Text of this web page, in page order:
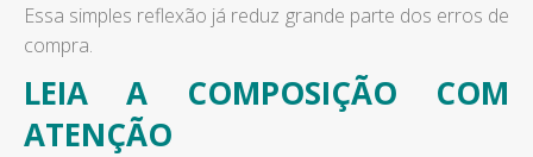
Essa simples reflexão já reduz grande parte dos erros de
compra.
LEIA A COMPOSIÇÃO COM
ATENÇÃO